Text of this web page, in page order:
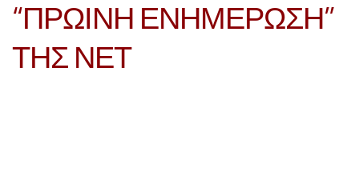
“ΠΡΩΙΝΗ ΕΝΗΜΕΡΩΣΗ”
ΤΗΣ ΝΕΤ